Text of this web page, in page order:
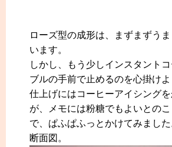
ローズ型の成形は、まずまずう
います。
しかし、もう少しインスタント
ブルの手前で止めるのを心掛けよ
仕上げにはコーヒーアイシング
が、メモには粉糖でもよいとの
で、ぱふぱふっとかけてみました
断面図。